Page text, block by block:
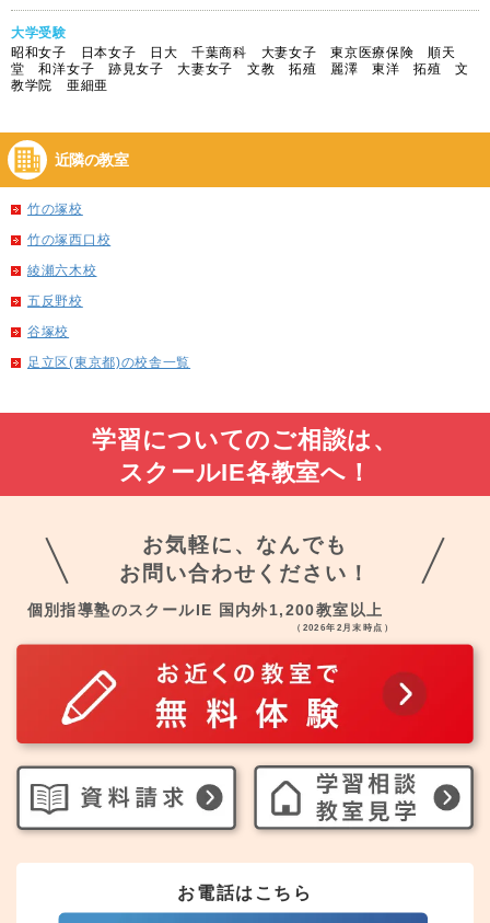
大学受験
昭和女子 日本女子 日大 千葉商科 大妻女子 東京医療保険 順天
堂 和洋女子 跡見女子 大妻女子 文教 拓殖 麗澤 東洋 拓殖 文
教学院 亜細亜
近隣の教室
竹の塚校
竹の塚西口校
綾瀬六木校
五反野校
谷塚校
足立区(東京都)の校舎一覧
学習についてのご相談は、
スクールIE各教室へ！
お気軽に、なんでも
お問い合わせください！
個別指導塾のスクールIE 国内外1,200教室以上
（2026年2月末時点）
お電話はこちら